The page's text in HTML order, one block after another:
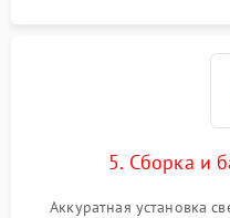
5. Сборка и
Аккуратная установка